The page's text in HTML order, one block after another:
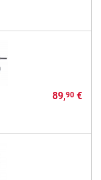
89,90€